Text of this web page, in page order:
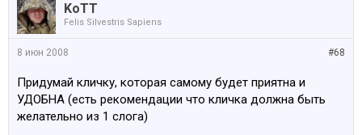
KoTT
Felis Silvestris Sapiens
#68
8 июн 2008
Придумай кличку, которая самому будет приятна и
УДОБНА (есть рекомендации что кличка должна быть
желательно из 1 слога)